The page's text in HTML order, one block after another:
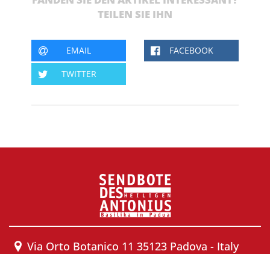
TEILEN SIE IHN
EMAIL FACEBOOK
TWITTER
Via Orto Botanico 11 35123 Padova - Italy